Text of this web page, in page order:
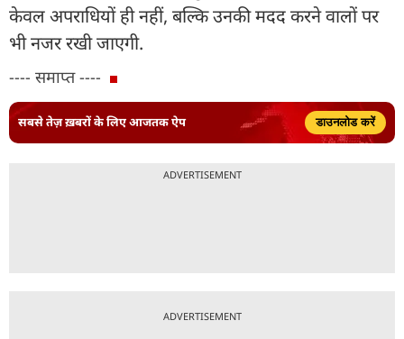
केवल अपराधियों ही नहीं, बल्कि उनकी मदद करने वालों पर
भी नजर रखी जाएगी.
---- समाप्त ----
सबसे तेज़ ख़बरों के लिए आजतक ऐप डाउनलोड करें
ADVERTISEMENT
ADVERTISEMENT